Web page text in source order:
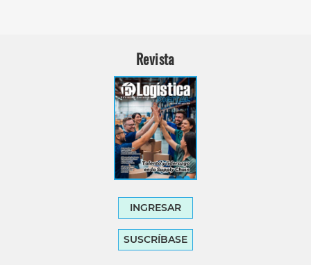
Revista
INGRESAR
SUSCRÍBASE